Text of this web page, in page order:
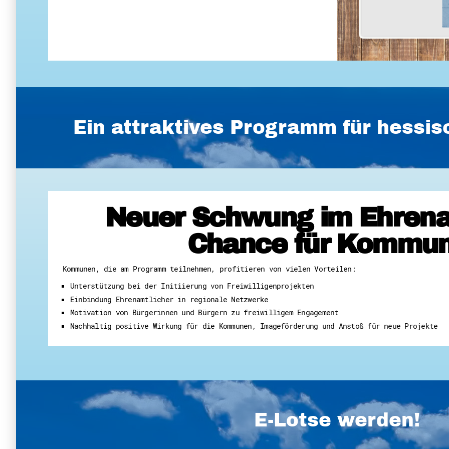
Ein attraktives Programm für
Neuer Schwung im
Chance für
Kommunen, die am Programm teilnehmen, profitieren von vielen Vorteilen:
Unterstützung bei der Initiierung von Freiwilligenprojekten
Einbindung Ehrenamtlicher in regionale Netzwerke
Motivation von Bürgerinnen und Bürgern zu freiwilligem Engagement
Nachhaltig positive Wirkung für die Kommunen, Imageförderung und Anstoß für neue Projekte
E-Lotse werden!